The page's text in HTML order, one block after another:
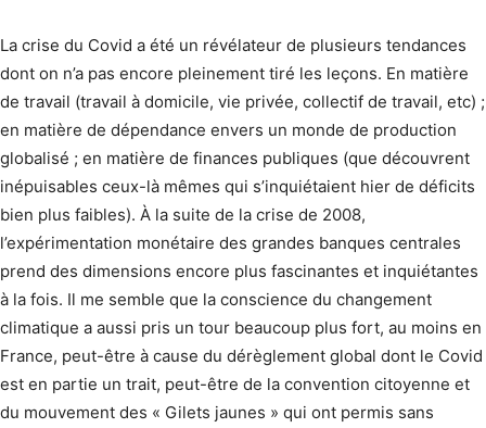
La crise du Covid a été un révélateur de plusieurs tendances
dont on n’a pas encore pleinement tiré les leçons. En matière
de travail (travail à domicile, vie privée, collectif de travail, etc) ;
en matière de dépendance envers un monde de production
globalisé ; en matière de finances publiques (que découvrent
inépuisables ceux-là mêmes qui s’inquiétaient hier de déficits
bien plus faibles). À la suite de la crise de 2008,
l’expérimentation monétaire des grandes banques centrales
prend des dimensions encore plus fascinantes et inquiétantes
à la fois. Il me semble que la conscience du changement
climatique a aussi pris un tour beaucoup plus fort, au moins en
France, peut-être à cause du dérèglement global dont le Covid
est en partie un trait, peut-être de la convention citoyenne et
du mouvement des « Gilets jaunes » qui ont permis sans